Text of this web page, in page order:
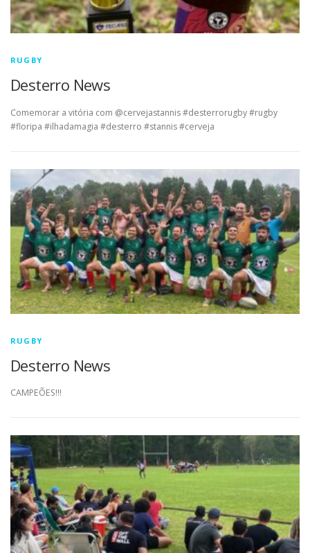
RUGBY
Desterro News
Comemorar a vitória com @cervejastannis #desterrorugby #rugby
#floripa #ilhadamagia #desterro #stannis #cerveja
RUGBY
Desterro News
CAMPEÕES!!!